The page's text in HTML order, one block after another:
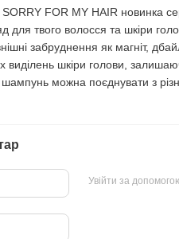
FOR MY HAIR новинка
для твого волосся та шкіри
забруднення як магніт,
виділень шкіри голови,
можна поєднувати з
Увійти за